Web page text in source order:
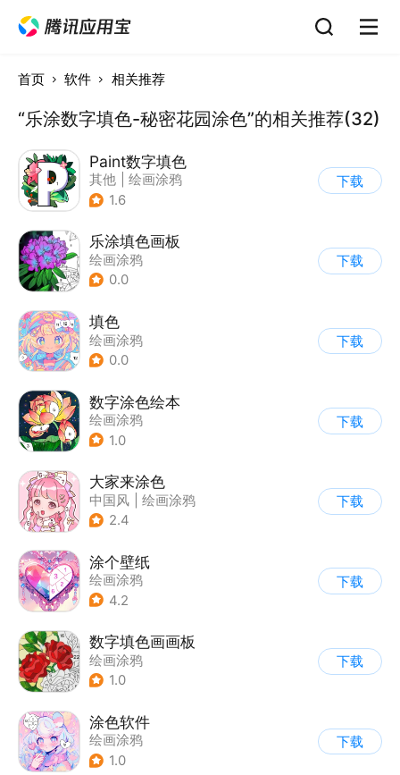
首页 软件 相关推荐
“乐涂数字填色-秘密花园涂色”的相关推荐(32)
Paint数字填色
其他
绘画涂鸦
1.6
下载
乐涂填色画板
绘画涂鸦
0.0
下载
填色
绘画涂鸦
0.0
下载
数字涂色绘本
绘画涂鸦
1.0
下载
大家来涂色
中国风
绘画涂鸦
2.4
下载
涂个壁纸
绘画涂鸦
4.2
下载
数字填色画画板
绘画涂鸦
1.0
下载
涂色软件
绘画涂鸦
1.0
下载